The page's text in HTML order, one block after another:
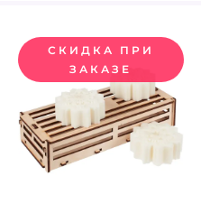
СКИДКА ПРИ
ЗАКАЗЕ